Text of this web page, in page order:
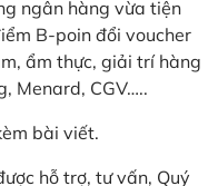
ngân hàng vừa tiện
B-poin đổi voucher
ẩm thực, giải trí hàng
Menard, CGV…..
bài viết.
hỗ trợ, tư vấn, Quý